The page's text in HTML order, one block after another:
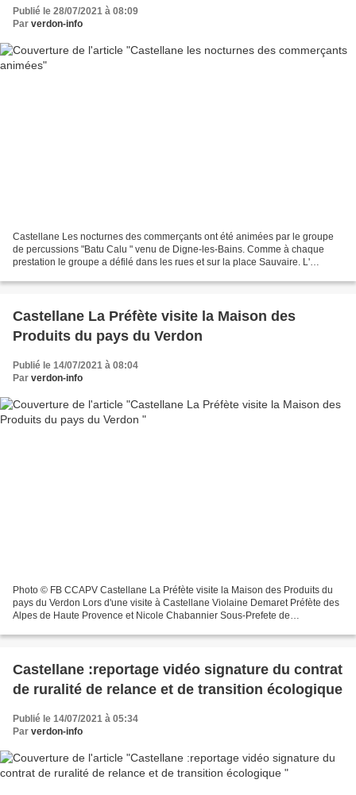
Publié le 28/07/2021 à 08:09
Par verdon-info
Castellane Les nocturnes des commerçants ont été animées par le groupe
de percussions "Batu Calu " venu de Digne-les-Bains. Comme à chaque
prestation le groupe a défilé dans les rues et sur la place Sauvaire. L'
Castellane La Préfète visite la Maison des
Produits du pays du Verdon
Publié le 14/07/2021 à 08:04
Par verdon-info
Photo © FB CCAPV Castellane La Préfète visite la Maison des Produits du
pays du Verdon Lors d'une visite à Castellane Violaine Demaret Préfète des
Alpes de Haute Provence et Nicole Chabannier Sous-Prefete de
Castellane :reportage vidéo signature du contrat
de ruralité de relance et de transition écologique
Publié le 14/07/2021 à 05:34
Par verdon-info